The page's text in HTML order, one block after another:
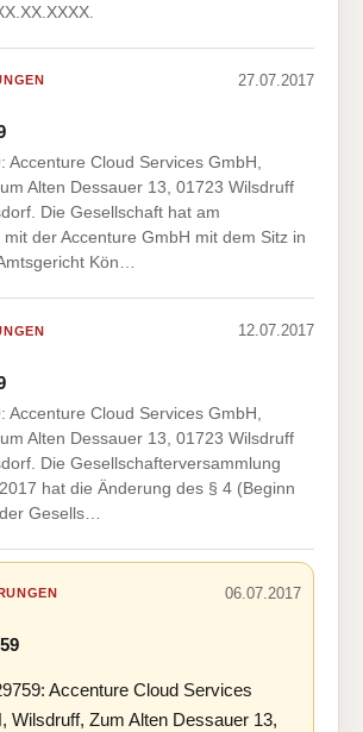
27.07.2017
Accenture Cloud Services GmbH,
Alten Dessauer 13, 01723 Wilsdruff
Die Gesellschaft hat am
der Accenture GmbH mit dem Sitz in
Kön…
12.07.2017
Accenture Cloud Services GmbH,
Alten Dessauer 13, 01723 Wilsdruff
Die Gesellschafterversammlung
hat die Änderung des § 4 (Beginn
Gesells…
06.07.2017
Accenture Cloud Services
Wilsdruff, Zum Alten Dessauer 13,